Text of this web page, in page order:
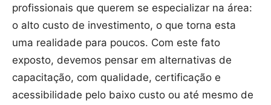
profissionais que querem se especializar na área:
o alto custo de investimento, o que torna esta
uma realidade para poucos. Com este fato
exposto, devemos pensar em alternativas de
capacitação, com qualidade, certificação e
acessibilidade pelo baixo custo ou até mesmo de